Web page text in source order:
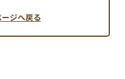
ージへ戻る